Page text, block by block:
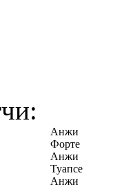
Анжи
Форте
Анжи
Туапсе
Анжи